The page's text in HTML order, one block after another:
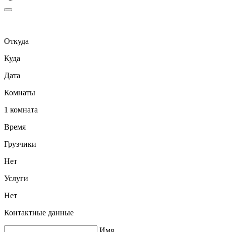
Откуда
Куда
Дата
Комнаты
1 комната
Время
Грузчики
Нет
Услуги
Нет
Контактные данные
Имя